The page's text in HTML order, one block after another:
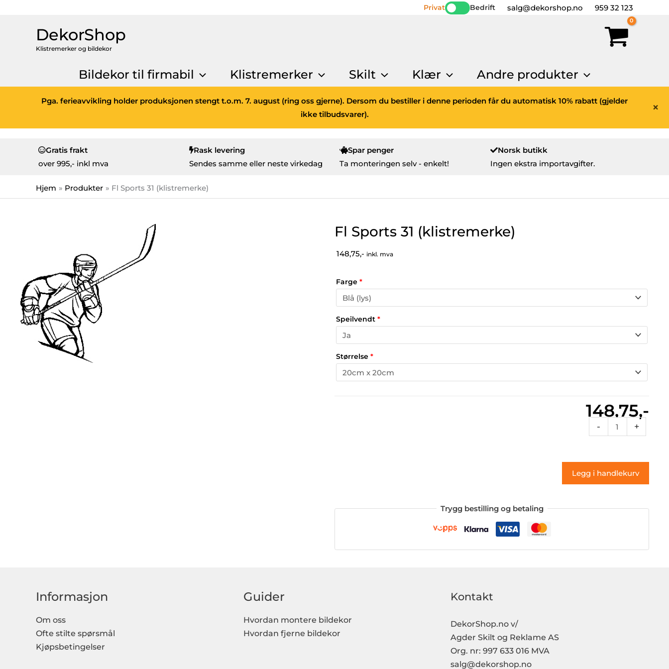
Privat Bedrift salg@dekorshop.no 959 32 123
DekorShop
Klistremerker og bildekor
Bildekor til firmabil Klistremerker Skilt Klær Andre produkter
×
Pga. ferieavvikling holder produksjonen stengt t.o.m. 7. august (ring oss gjerne). Dersom du bestiller i denne perioden får du automatisk 10% rabatt (gjelder
ikke tilbudsvarer).
Gratis frakt
over 995,- inkl mva
Rask levering
Sendes samme eller neste virkedag
Spar penger
Ta monteringen selv - enkelt!
Norsk butikk
Ingen ekstra importavgifter.
Hjem Produkter Fl Sports 31 (klistremerke)
Fl Sports 31 (klistremerke)
148,75,- inkl. mva
Farge *
Speilvendt *
Størrelse *
148,75,-
-
Sports
(klistremerke)
antall
+
Legg i handlekurv
Trygg bestilling og betaling
Informasjon
Om oss
Ofte stilte spørsmål
Kjøpsbetingelser
Guider
Hvordan montere bildekor
Hvordan fjerne bildekor
Kontakt
DekorShop.no v/
Agder Skilt og Reklame AS
Org. nr: 997 633 016 MVA
salg@dekorshop.no